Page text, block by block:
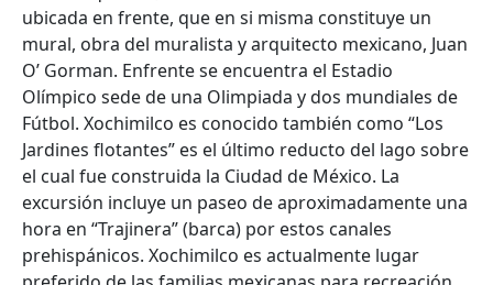
ubicada en frente, que en si misma constituye un
mural, obra del muralista y arquitecto mexicano, Juan
O’ Gorman. Enfrente se encuentra el Estadio
Olímpico sede de una Olimpiada y dos mundiales de
Fútbol. Xochimilco es conocido también como “Los
Jardines flotantes” es el último reducto del lago sobre
el cual fue construida la Ciudad de México. La
excursión incluye un paseo de aproximadamente una
hora en “Trajinera” (barca) por estos canales
prehispánicos. Xochimilco es actualmente lugar